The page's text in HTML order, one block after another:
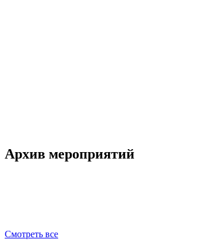
Архив мероприятий
Смотреть все